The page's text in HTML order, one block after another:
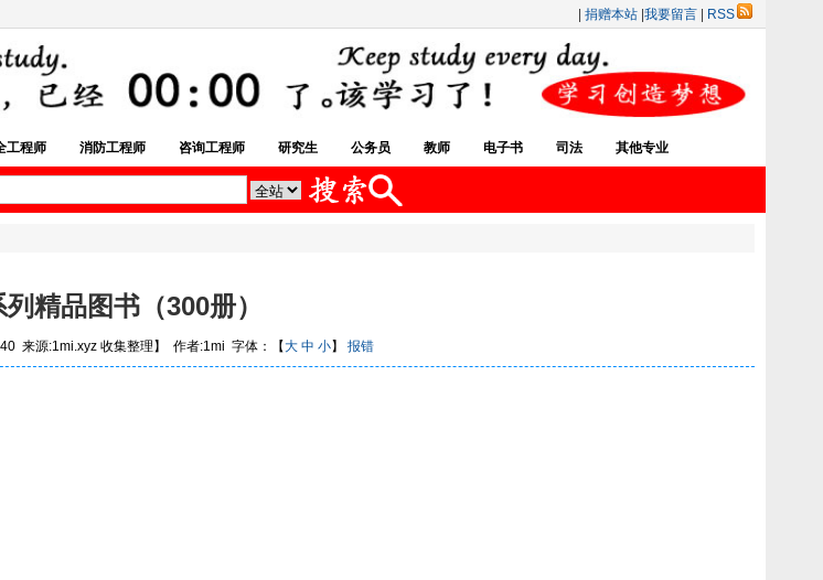
捐赠本站 我要留言 RSS
工程师 消防工程师 咨询工程师 研究生 公务员 教师 电子书 司法 其他专业
精品图书（300册）
来源:1mi.xyz 收集整理】 作者:1mi 字体：【大 中 小】 报错